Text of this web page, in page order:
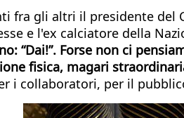
fra gli altri il presidente del
e l'ex calciatore della
“Dai!”. Forse non ci
fisica, magari
i collaboratori, per il